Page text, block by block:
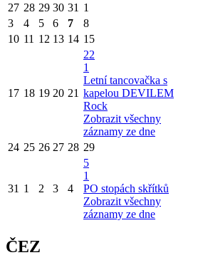
27 28 29 30 31 1
3
4 5 6 7 8
10 11 12 13 14 15
17 18 19 20 21
22
1
Letní tancovačka s
kapelou DEVILEM
Rock
Zobrazit všechny
záznamy ze dne
24 25 26 27 28 29
31 1 2 3 4
5
1
PO stopách skřítků
Zobrazit všechny
záznamy ze dne
ČEZ